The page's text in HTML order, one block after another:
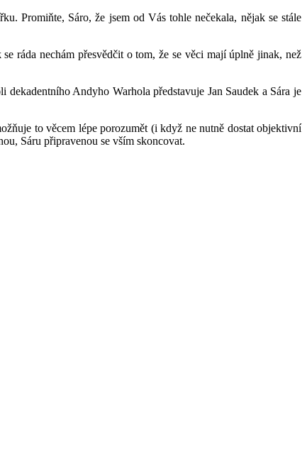
Promiňte, Sáro, že jsem od Vás tohle nečekala, nějak se stále
ráda nechám přesvědčit o tom, že se věci mají úplně jinak, než
Andyho Warhola představuje Jan Saudek a Sára je
to věcem lépe porozumět (i když ne nutně dostat objektivní
Sáru připravenou se vším skoncovat.